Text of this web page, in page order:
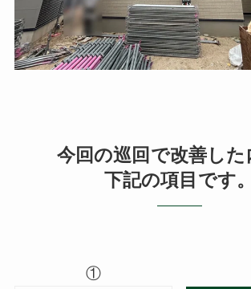
今回の巡回で改善した
下記の項目です。
①